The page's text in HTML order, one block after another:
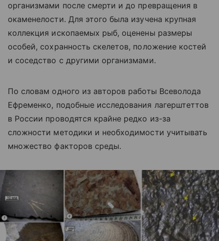
организмами после смерти и до превращения в
окаменелости. Для этого была изучена крупная
коллекция ископаемых рыб, оценены размеры
особей, сохранность скелетов, положение костей
и соседство с другими организмами.
По словам одного из авторов работы Всеволода
Ефременко, подобные исследования лагерштеттов
в России проводятся крайне редко из-за
сложности методики и необходимости учитывать
множество факторов среды.